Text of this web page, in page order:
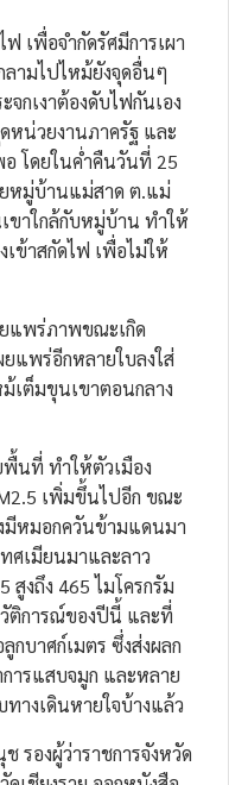
เพื่อจำกัดรัศมีการเผา
ามไปไหม้ยังจุดอื่นๆ
กเงาต้องดับไฟกันเอง
หน่วยงานภาครัฐ และ
อ โดยในค่ำคืนวันที่ 25
หมู่บ้านแม่สาด ต.แม่
ขาใกล้กับหมู่บ้าน ทำให้
ข้าสกัดไฟ เพื่อไม่ให้
ยแพร่ภาพขณะเกิด
ยแพร่อีกหลายใบลงใส่
เต็มขุนเขาตอนกลาง
นที่ ทำให้ตัวเมือง
เพิ่มขึ้นไปอีก ขณะ
มีหมอกควันข้ามแดนมา
ศเมียนมาและลาว
สูงถึง 465 ไมโครกรัม
ติการณ์ของปีนี้ และที่
กบาศก์เมตร ซึ่งส่งผลก
ารแสบจมูก และหลาย
ทางเดินหายใจบ้างแล้ว
รองผู้ว่าราชการจังหวัด